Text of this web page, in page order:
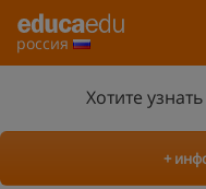
россия
Хотите
+